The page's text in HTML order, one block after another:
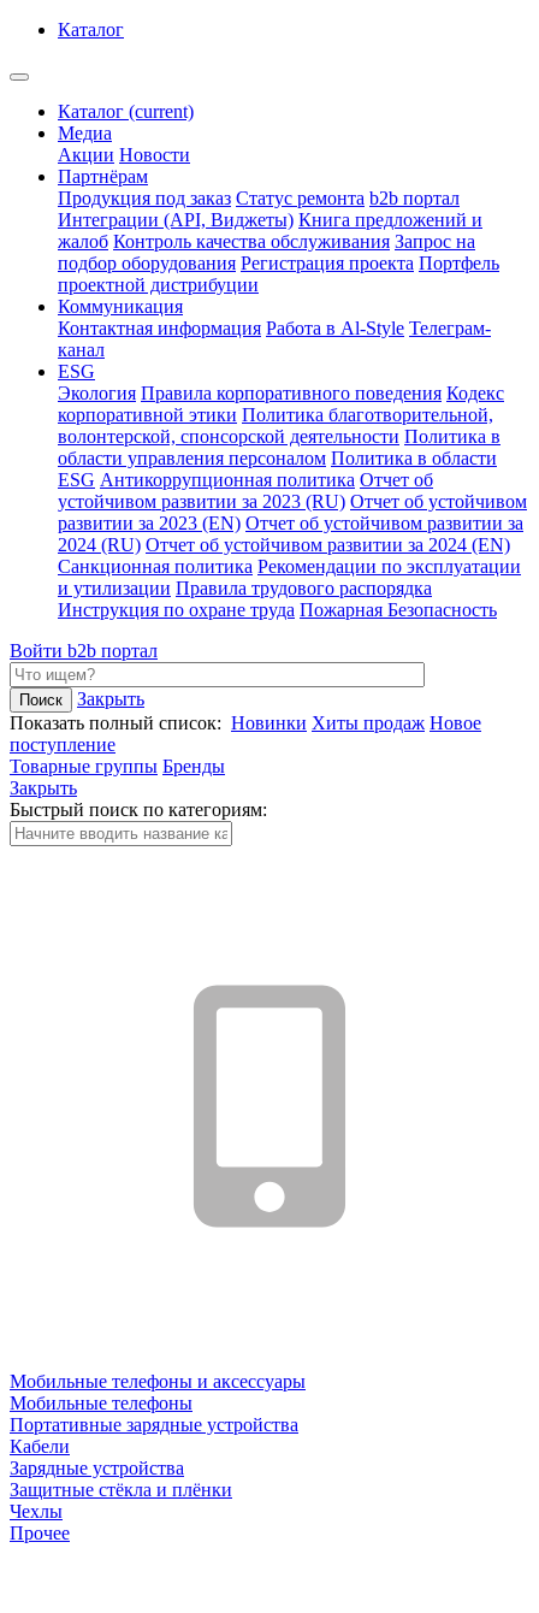
Каталог
Каталог (current)
Медиа
Акции Новости
Партнёрам
Продукция под заказ Статус ремонта b2b портал
Интеграции (API, Виджеты) Книга предложений и
жалоб Контроль качества обслуживания Запрос на
подбор оборудования Регистрация проекта Портфель
проектной дистрибуции
Коммуникация
Контактная информация Работа в Al-Style Телеграм-
канал
ESG
Экология Правила корпоративного поведения Кодекс
корпоративной этики Политика благотворительной,
волонтерской, спонсорской деятельности Политика в
области управления персоналом Политика в области
ESG Антикоррупционная политика Отчет об
устойчивом развитии за 2023 (RU) Отчет об устойчивом
развитии за 2023 (EN) Отчет об устойчивом развитии за
2024 (RU) Отчет об устойчивом развитии за 2024 (EN)
Санкционная политика Рекомендации по эксплуатации
и утилизации Правила трудового распорядка
Инструкция по охране труда Пожарная Безопасность
Войти b2b портал
Закрыть
Показать полный список: Новинки Хиты продаж Новое
поступление
Товарные группы Бренды
Закрыть
Быстрый поиск по категориям:
Мобильные телефоны и аксессуары
Мобильные телефоны
Портативные зарядные устройства
Кабели
Зарядные устройства
Защитные стёкла и плёнки
Чехлы
Прочее